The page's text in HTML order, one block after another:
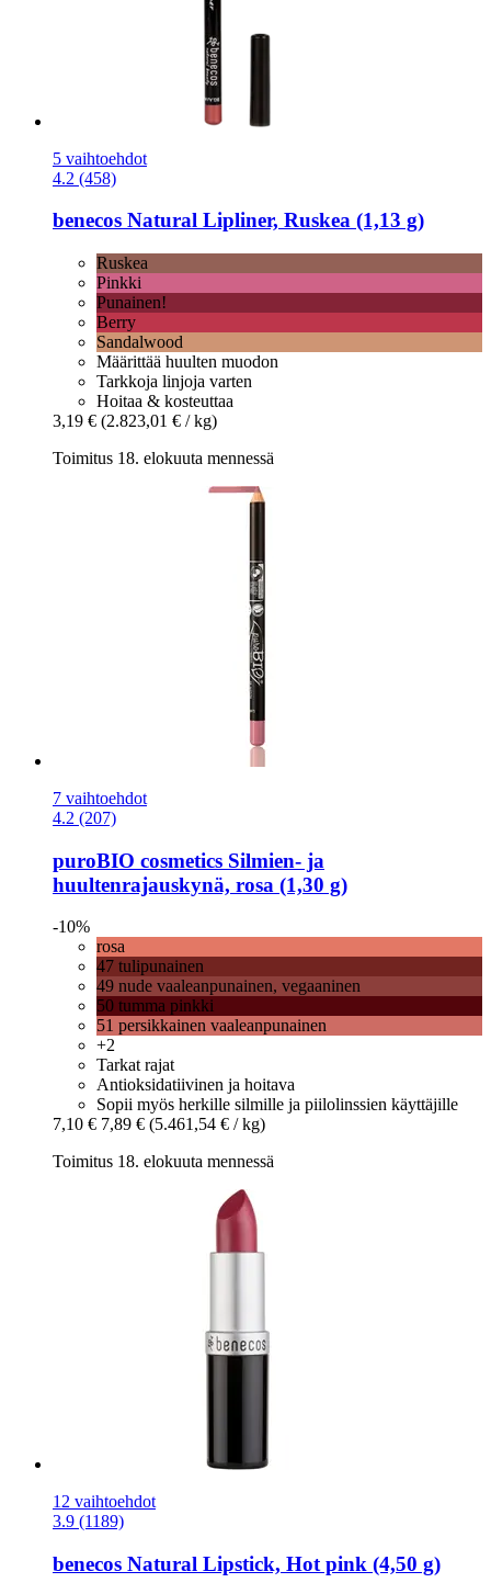
5 vaihtoehdot
4.2 (458)
benecos Natural Lipliner, Ruskea (1,13 g)
Ruskea
Pinkki
Punainen!
Berry
Sandalwood
Määrittää huulten muodon
Tarkkoja linjoja varten
Hoitaa & kosteuttaa
3,19 € (2.823,01 € / kg)
Toimitus 18. elokuuta mennessä
7 vaihtoehdot
4.2 (207)
puroBIO cosmetics Silmien-​ ja
huultenrajauskynä, rosa (1,30 g)
-10%
rosa
47 tulipunainen
49 nude vaaleanpunainen, vegaaninen
50 tumma pinkki
51 persikkainen vaaleanpunainen
+2
Tarkat rajat
Antioksidatiivinen ja hoitava
Sopii myös herkille silmille ja piilolinssien käyttäjille
7,10 € 7,89 € (5.461,54 € / kg)
Toimitus 18. elokuuta mennessä
12 vaihtoehdot
3.9 (1189)
benecos Natural Lipstick, Hot pink (4,50 g)